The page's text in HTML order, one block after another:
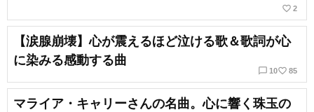
favorite_border 2
【涙腺崩壊】心が震えるほど泣ける歌＆歌詞が心
に染みる感動する曲
chat_bubble_outline 10favorite_border 85
マライア・キャリーさんの名曲。心に響く珠玉の